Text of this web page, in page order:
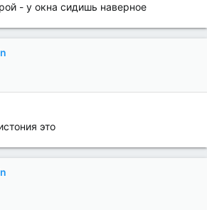
- у окна сидишь наверное
это